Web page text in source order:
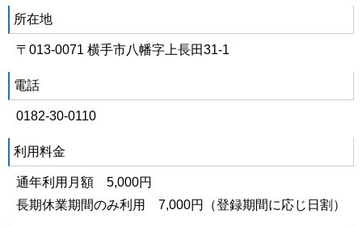
所在地
〒013-0071 横手市八幡字上長田31-1
電話
0182-30-0110
利用料金
通年利用月額 5,000円
長期休業期間のみ利用 7,000円（登録期間に応じ日割）